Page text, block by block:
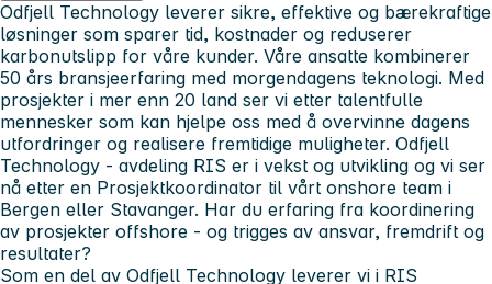
Odfjell Technology leverer sikre, effektive og bærekraftige
løsninger som sparer tid, kostnader og reduserer
karbonutslipp for våre kunder. Våre ansatte kombinerer
50 års bransjeerfaring med morgendagens teknologi. Med
prosjekter i mer enn 20 land ser vi etter talentfulle
mennesker som kan hjelpe oss med å overvinne dagens
utfordringer og realisere fremtidige muligheter. Odfjell
Technology - avdeling RIS er i vekst og utvikling og vi ser
nå etter en Prosjektkoordinator til vårt onshore team i
Bergen eller Stavanger. Har du erfaring fra koordinering
av prosjekter offshore - og trigges av ansvar, fremdrift og
resultater?
Som en del av Odfjell Technology leverer vi i RIS